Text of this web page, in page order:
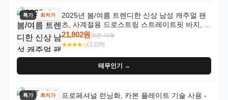
특가 최저가
2025년 봄/여름 트렌디한 신상 남성 캐주얼 팬
츠, 사계절용 드로스트링 스트레이트핏 바지, 한
국 스타일, 활용도 높은 아웃도어 및 정장용, 발
목 바지
21,802원쿠폰 가격
★★★★☆(3,228)
테무인기 →
특가 최저가
프로페셔널 런닝화, 카본 플레이트 기술 사용 -